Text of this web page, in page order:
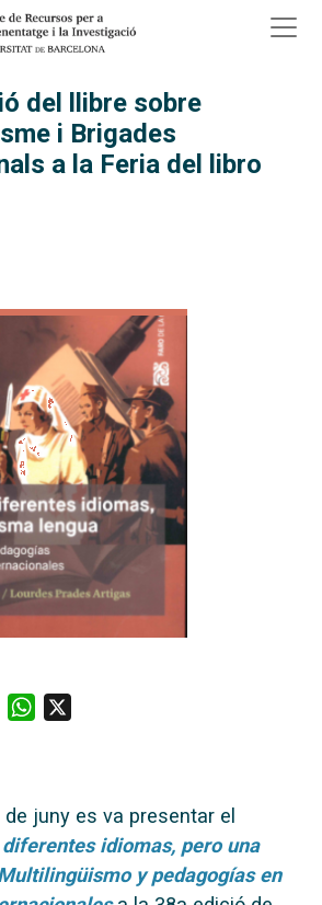
Vés al contingut
del llibre sobre
i Brigades
a la Feria del libro
LinkedInWhatsApp
juny es va presentar el
idiomas, pero una
y pedagogías en
×